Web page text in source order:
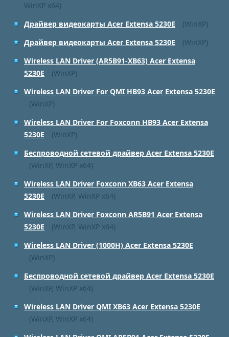
WinXP x64)
Драйвер видеокарты Acer Extensa 5230E
(WinXP)
Драйвер видеокарты Acer Extensa 5230E
(WinXP)
Wireless LAN Driver (AR5B91-XB63) Acer Extensa
5230E
(WinXP)
Wireless LAN Driver For QMI HB93 Acer Extensa 5230E
(WinXP)
Wireless LAN Driver For Foxconn HB93 Acer Extensa
5230E
(WinXP)
Беспроводной сетевой драйвер Acer Extensa 5230E
(WinXP, WinXP x64)
Wireless LAN Driver Foxconn XB63 Acer Extensa
5230E
(WinXP, WinXP x64)
Wireless LAN Driver Foxconn AR5B91 Acer Extensa
5230E
(WinXP, WinXP x64)
Wireless LAN Driver (1000H) Acer Extensa 5230E
(WinXP)
Беспроводной сетевой драйвер Acer Extensa 5230E
(WinXP, WinXP x64)
Wireless LAN Driver QMI XB63 Acer Extensa 5230E
(WinXP, WinXP x64)